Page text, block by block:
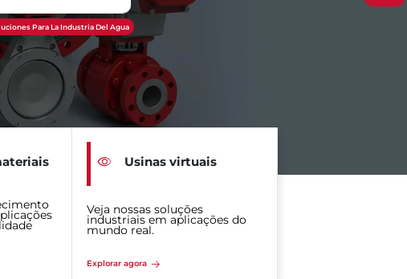
Para La Industria Del Agua
Usinas virtuais
Veja nossas soluções
industriais em aplicações do
mundo real.
Explorar agora